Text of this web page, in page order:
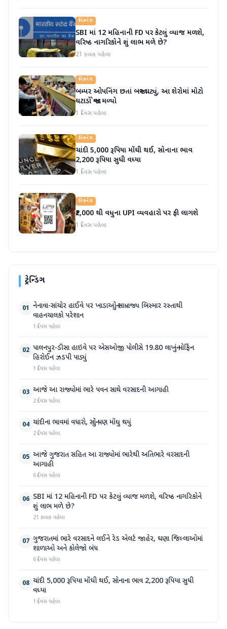
બિઝનેસ
SBI માં 12 મહિનાની FD પર કેટલું વ્યાજ મળશે,
વરિષ્ઠ નાગરિકોને શું લાભ મળે છે?
21 કલાક પહેલા
બિઝનેસ
બમ્પર ઓપનિંગ છતાં બજાર ઘટ્યું, આ શેરોમાં મોટો
ઘટાડો જોવા મળ્યો
1 દિવસ પહેલા
બિઝનેસ
ચાંદી 5,000 રૂપિયા મોંઘી થઈ, સોનાના ભાવ
2,200 રૂપિયા સુધી વધ્યા
1 દિવસ પહેલા
બિઝનેસ
₹2,000 થી વધુના UPI વ્યવહારો પર ફી લાગશે
1 દિવસ પહેલા
ટ્રેન્ડિંગ
01 નેનાવા-સાંચોર હાઈવે પર ખાડાઓનું સામ્રાજ્ય બિસ્માર રસ્તાથી
વાહનચાલકો પરેશાન
1 દિવસ પહેલા
02 પાલનપુર-ડીસા હાઇવે પર એસઓજી પોલીસે 19.80 લાખનું મોર્ફિન
હિરોઈન ઝડપી પાડ્યું
1 દિવસ પહેલા
03 આજે આ રાજ્યોમાં ભારે પવન સાથે વરસાદની આગાહી
2 દિવસ પહેલા
04 ચાંદીના ભાવમાં વધારો, સોનું પણ મોંઘુ થયું
2 દિવસ પહેલા
05 આજે ગુજરાત સહિત આ રાજ્યોમાં ભારેથી અતિભારે વરસાદની
આગાહી
6 દિવસ પહેલા
06 SBI માં 12 મહિનાની FD પર કેટલું વ્યાજ મળશે, વરિષ્ઠ નાગરિકોને
શું લાભ મળે છે?
21 કલાક પહેલા
07 ગુજરાતમાં ભારે વરસાદને લઈને રેડ એલર્ટ જાહેર, ઘણા જિલ્લાઓમાં
શાળાઓ અને કોલેજો બંધ
6 દિવસ પહેલા
08 ચાંદી 5,000 રૂપિયા મોંઘી થઈ, સોનાના ભાવ 2,200 રૂપિયા સુધી
વધ્યા
1 દિવસ પહેલા